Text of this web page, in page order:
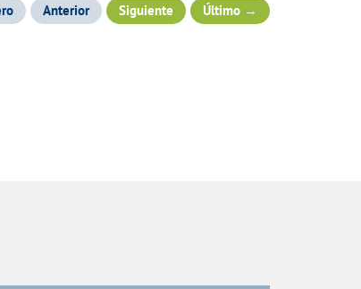
Anterior Siguiente Último →